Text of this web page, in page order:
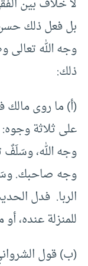
بل فعل ذلك
وجه الله تعالى
ذلك:
(أ) ما روى مالك
على ثلاثة
وجه الله،
وجه صاحبك.
الربا. فدل
للمنزلة عنده،
(ب) قول